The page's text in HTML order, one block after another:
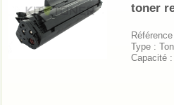
toner
Type :
Capacité